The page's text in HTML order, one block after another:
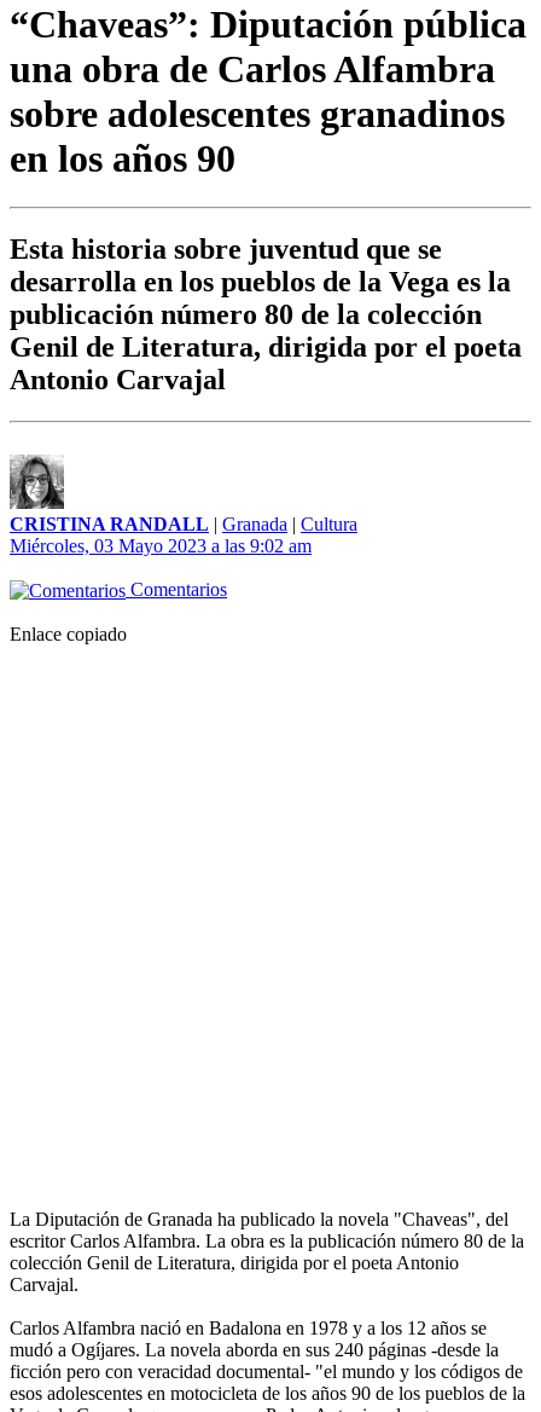
“Chaveas”: Diputación pública
una obra de Carlos Alfambra
sobre adolescentes granadinos
en los años 90
Esta historia sobre juventud que se
desarrolla en los pueblos de la Vega es la
publicación número 80 de la colección
Genil de Literatura, dirigida por el poeta
Antonio Carvajal
CRISTINA RANDALL | Granada | Cultura
Miércoles, 03 Mayo 2023 a las 9:02 am
Comentarios
Enlace copiado
La Diputación de Granada ha publicado la novela "Chaveas", del
escritor Carlos Alfambra. La obra es la publicación número 80 de la
colección Genil de Literatura, dirigida por el poeta Antonio
Carvajal.
Carlos Alfambra nació en Badalona en 1978 y a los 12 años se
mudó a Ogíjares. La novela aborda en sus 240 páginas -desde la
ficción pero con veracidad documental- "el mundo y los códigos de
esos adolescentes en motocicleta de los años 90 de los pueblos de la